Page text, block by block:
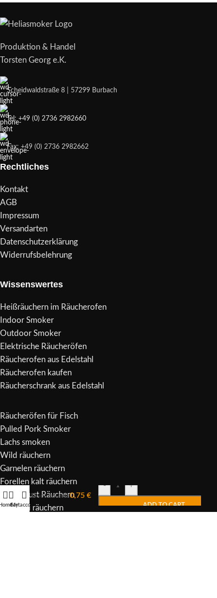
Produktion & Handel
Torsten Georg e.K.
Scheidwaldstraße 8 | 57299 Burbach
Tel: +49 (0) 2736 2982660
Fax: +49 (0) 2736 2982662
Rechtliches
Kontakt
AGB
Impressum
Versandarten
Datenschutzerklärung
Widerrufsbelehrung
Wissenswertes
Heißräuchern im Räucherofen
Indoor Smoker
Outdoor Smoker
Elektrische Räucheröfen
Räucherofen aus Edelstahl
Räucherofen kaufen
Räucherschrank aus Edelstahl
Räucheröfen für Fisch
Pulled Pork Smoker
Lachs smoken
Wild räuchern
Garnelen räuchern
Forellen kalt räuchern
Entenbrust Räuchern
Pastrami räuchern
Cart
My account
Door screws0,75 €
- +
ADD TO CART